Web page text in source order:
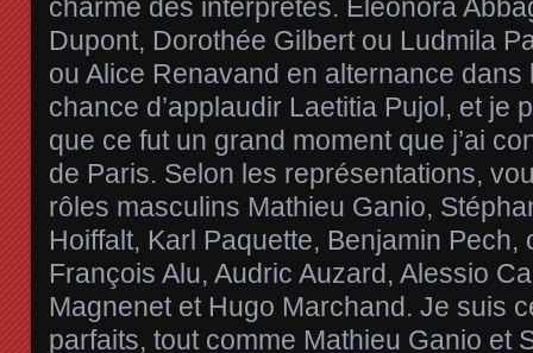
charme des interprètes. Eleonora
Dupont, Dorothée Gilbert ou Ludmila
ou Alice Renavand en alternance dans
chance d’applaudir Laetitia Pujol, et je
que ce fut un grand moment que j’ai
de Paris. Selon les représentations,
rôles masculins Mathieu Ganio,
Hoiffalt, Karl Paquette, Benjamin Pech,
François Alu, Audric Auzard, Alessio
Magnenet et Hugo Marchand. Je suis
parfaits, tout comme Mathieu Ganio et